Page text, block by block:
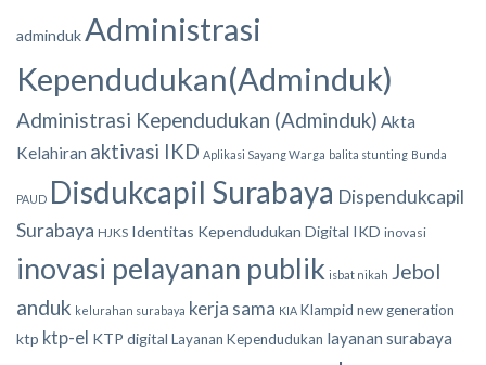
admindukAdministrasi
Kependudukan(Adminduk)
Administrasi Kependudukan (Adminduk) Akta
Kelahiran aktivasi IKD Aplikasi Sayang Warga balita stunting Bunda
PAUD Disdukcapil Surabaya Dispendukcapil
Surabaya HJKS Identitas Kependudukan Digital IKD inovasi
inovasi pelayanan publik isbat nikah Jebol
anduk kelurahan surabaya kerja sama KIA Klampid new generation
ktp ktp-el KTP digital Layanan Kependudukan layanan surabaya